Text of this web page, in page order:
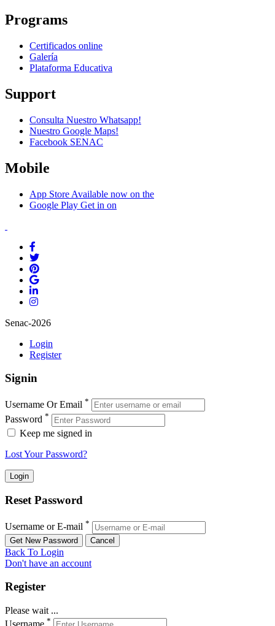
Programs
Certificados online
Galería
Plataforma Educativa
Support
Consulta Nuestro Whatsapp!
Nuestro Google Maps!
Facebook SENAC
Mobile
App Store Available now on the
Google Play Get in on
Senac-2026
Login
Register
Signin
Username Or Email *
Password *
Keep me signed in
Lost Your Password?
Reset Password
Username or E-mail *
Back To Login
Don't have an account
Register
Please wait ...
*